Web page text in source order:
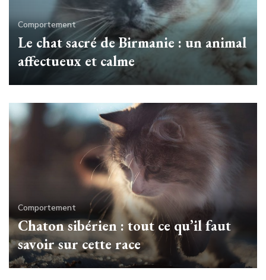
Comportement
Le chat sacré de Birmanie : un animal
affectueux et calme
Comportement
Chaton sibérien : tout ce qu’il faut
savoir sur cette race